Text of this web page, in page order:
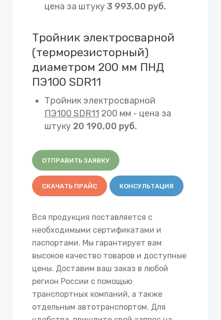
цена за штуку 3 993,00 руб.
Тройник электросварной
(терморезисторный)
диаметром 200 мм ПНД
ПЭ100 SDR11
Тройник электросварной
ПЭ100 SDR11 200 мм - цена за
штуку 20 190,00 руб.
ОТПРАВИТЬ ЗАЯВКУ
СКАЧАТЬ ПРАЙС КОНСУЛЬТАЦИЯ
Вся продукция поставляется с
необходимыми сертификатами и
паспортами. Мы гарантирует вам
высокое качество товаров и доступные
цены. Доставим ваш заказ в любой
регион России с помощью
транспортных компаний, а также
отдельным автотранспортом. Для